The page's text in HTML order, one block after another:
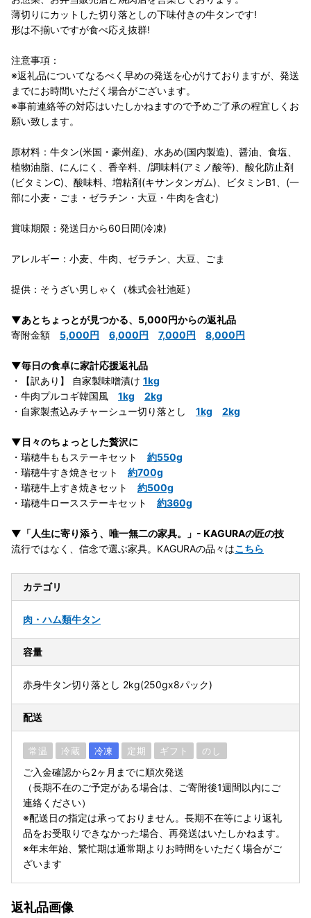
薄切りにカットした切り落としの下味付きの牛タンです!
形は不揃いですが食べ応え抜群!
注意事項：
※返礼品についてなるべく早めの発送を心がけておりますが、発送
までにお時間いただく場合がございます。
※事前連絡等の対応はいたしかねますので予めご了承の程宜しくお
願い致します。
原材料：牛タン(米国・豪州産)、水あめ(国内製造)、醤油、食塩、
植物油脂、にんにく、香辛料、/調味料(アミノ酸等)、酸化防止剤
(ビタミンC)、酸味料、増粘剤(キサンタンガム)、ビタミンB1、(一
部に小麦・ごま・ゼラチン・大豆・牛肉を含む)
賞味期限：発送日から60日間(冷凍)
アレルギー：小麦、牛肉、ゼラチン、大豆、ごま
提供：そうざい男しゃく（株式会社池延）
▼あとちょっとが見つかる、5,000円からの返礼品
寄附金額 5,000円 6,000円 7,000円 8,000円
▼毎日の食卓に家計応援返礼品
・【訳あり】 自家製味噌漬け 1kg
・牛肉プルコギ韓国風 1kg
2kg
・自家製煮込みチャーシュー切り落とし 1kg 2kg
▼日々のちょっとした贅沢に
・瑞穂牛ももステーキセット 約550g
・瑞穂牛すき焼きセット 約700g
・瑞穂牛上すき焼きセット 約500g
・瑞穂牛ロースステーキセット 約360g
▼「人生に寄り添う、唯一無二の家具。」- KAGURAの匠の技
流行ではなく、信念で選ぶ家具。KAGURAの品々はこちら
カテゴリ
肉・ハム類牛タン
容量
赤身牛タン切り落とし 2kg(250gx8パック)
配送
常温 冷蔵 冷凍 定期 ギフト のし
ご入金確認から2ヶ月までに順次発送
（長期不在のご予定がある場合は、ご寄附後1週間以内にご
連絡ください）
※配送日の指定は承っておりません。長期不在等により返礼
品をお受取りできなかった場合、再発送はいたしかねます。
※年末年始、繁忙期は通常期よりお時間をいただく場合がご
ざいます
返礼品画像